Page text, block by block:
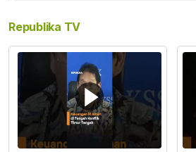
Republika TV